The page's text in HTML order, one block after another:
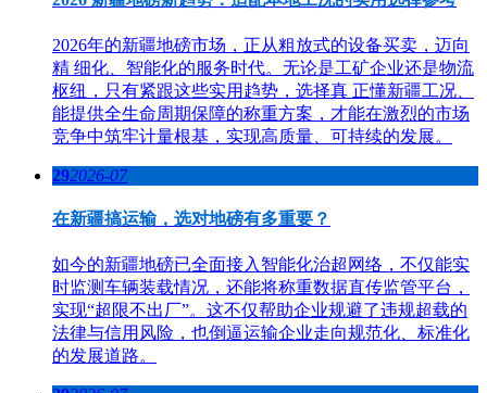
2026年的新疆地磅市场，正从粗放式的设备买卖，迈向
精 细化、智能化的服务时代。无论是工矿企业还是物流
枢纽，只有紧跟这些实用趋势，选择真 正懂新疆工况、
能提供全生命周期保障的称重方案，才能在激烈的市场
竞争中筑牢计量根基，实现高质量、可持续的发展。
292026-07
在新疆搞运输，选对地磅有多重要？
如今的新疆地磅已全面接入智能化治超网络，不仅能实
时监测车辆装载情况，还能将称重数据直传监管平台，
实现“超限不出厂”。这不仅帮助企业规避了违规超载的
法律与信用风险，也倒逼运输企业走向规范化、标准化
的发展道路。